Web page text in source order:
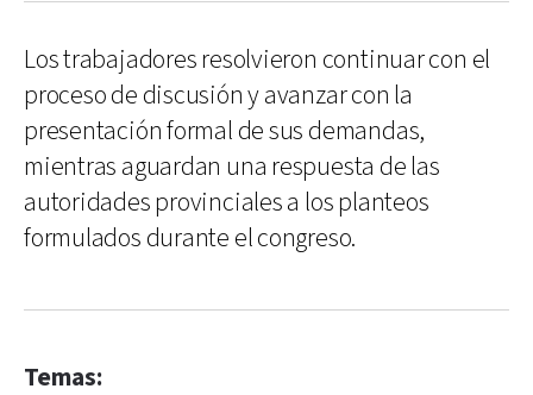
Los trabajadores resolvieron continuar con el
proceso de discusión y avanzar con la
presentación formal de sus demandas,
mientras aguardan una respuesta de las
autoridades provinciales a los planteos
formulados durante el congreso.
Temas: